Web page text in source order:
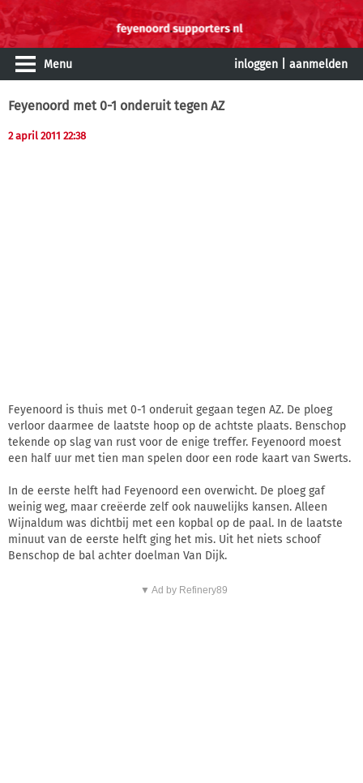
Menu inloggen aanmelden
Feyenoord met 0-1 onderuit tegen AZ
2 april 2011 22:38
Feyenoord is thuis met 0-1 onderuit gegaan tegen AZ. De ploeg
verloor daarmee de laatste hoop op de achtste plaats. Benschop
tekende op slag van rust voor de enige treffer. Feyenoord moest
een half uur met tien man spelen door een rode kaart van Swerts.
In de eerste helft had Feyenoord een overwicht. De ploeg gaf
weinig weg, maar creëerde zelf ook nauwelijks kansen. Alleen
Wijnaldum was dichtbij met een kopbal op de paal. In de laatste
minuut van de eerste helft ging het mis. Uit het niets schoof
Benschop de bal achter doelman Van Dijk.
▼ Ad by Refinery89